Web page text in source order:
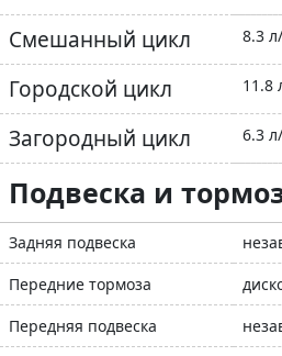
Смешанный цикл 8.3
Городской цикл 11.8
Загородный цикл 6.3
Подвеска и
Задняя подвеска
Передние тормоза
Передняя подвеска